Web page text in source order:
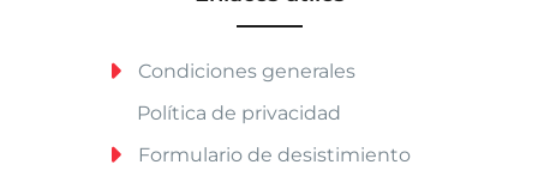
Condiciones generales
Política de privacidad
Formulario de desistimiento